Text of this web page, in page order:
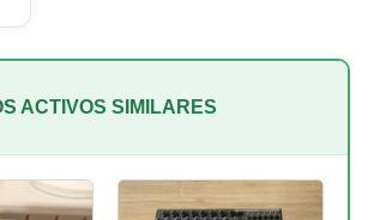
ACTIVOS SIMILARES